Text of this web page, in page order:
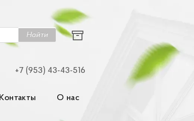
Найти
+7 (953) 43-43-516
Контакты О нас